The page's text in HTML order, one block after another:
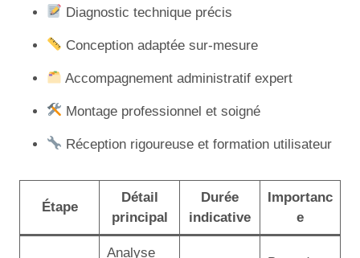
Diagnostic technique précis
Conception adaptée sur-mesure
Accompagnement administratif expert
Montage professionnel et soigné
Réception rigoureuse et formation utilisateur
Étape
Détail
principal
Durée
indicative
Importanc
e
Analyse